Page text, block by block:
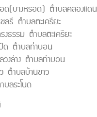
ด(บางหรอด) ตำบลคลองแดน
ลธี ตำบลตะเครียะ
งธรรม ตำบลตะเครียะ
ด ตำบลท่าบอน
วงล่าง ตำบลท่าบอน
ตำบลบ้านขาว
ลระโนด